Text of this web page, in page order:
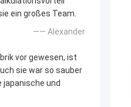
ein großes Team.
—— Alexander
vor gewesen, ist
sie war so sauber
japanische und